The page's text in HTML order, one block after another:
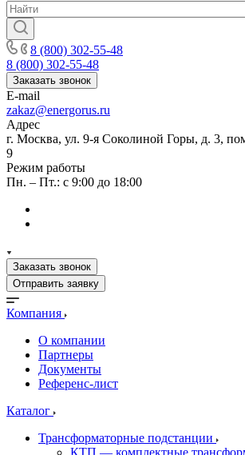
8 (800) 302-55-48
8 (800) 302-55-48
Заказать звонок
E-mail
zakaz@energorus.ru
Адрес
г. Москва, ул. 9-я Соколиной Горы, д. 3,
9
Режим работы
Пн. – Пт.: с 9:00 до 18:00
Заказать звонок
Отправить заявку
Компания
О компании
Партнеры
Документы
Референс-лист
Каталог
Трансформаторные подстанции
КТП — комплектные